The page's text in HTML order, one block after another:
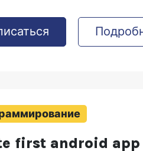
first android